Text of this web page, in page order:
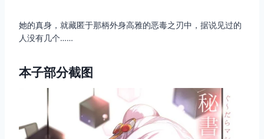
她的真身，就藏匿于那柄外身高雅的恶毒之刃中，据说见过的
人没有几个……
本子部分截图